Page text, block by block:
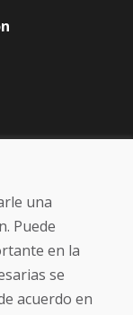
una
Puede
en la
se
acuerdo en